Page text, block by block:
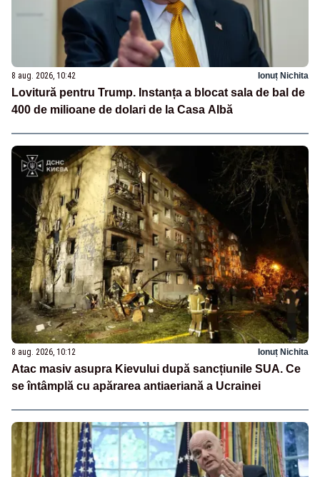
8 aug. 2026, 10:42 Ionuț Nichita
Lovitură pentru Trump. Instanța a blocat sala de bal de
400 de milioane de dolari de la Casa Albă
8 aug. 2026, 10:12 Ionuț Nichita
Atac masiv asupra Kievului după sancțiunile SUA. Ce
se întâmplă cu apărarea antiaeriană a Ucrainei